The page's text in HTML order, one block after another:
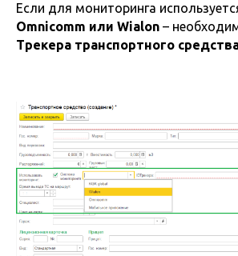
Если для мониторинга
Omnicomm или Wialon –
Трекера транспортного